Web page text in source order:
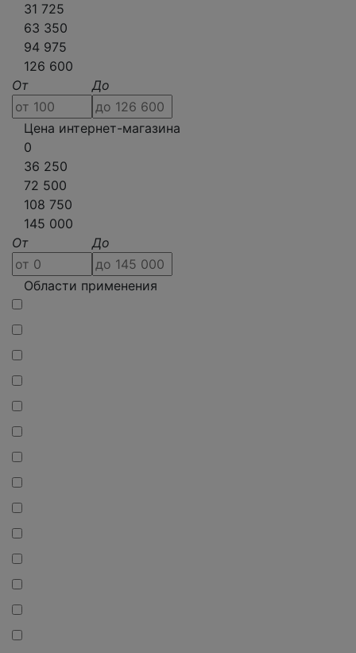
31 725
63 350
94 975
126 600
От
До
Цена интернет-магазина
0
36 250
72 500
108 750
145 000
От
До
Области применения